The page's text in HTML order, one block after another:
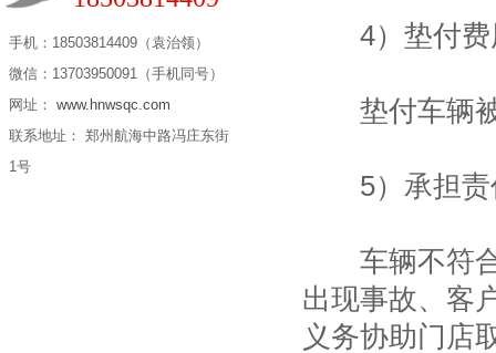
手机：18503814409（袁治领）
微信：13703950091（手机同号）
网址： www.hnwsqc.com
联系地址： 郑州航海中路冯庄东街
1号
4）垫付费
垫付车辆被
5）承担责
车辆不符合
出现事故、客
义务协助门店